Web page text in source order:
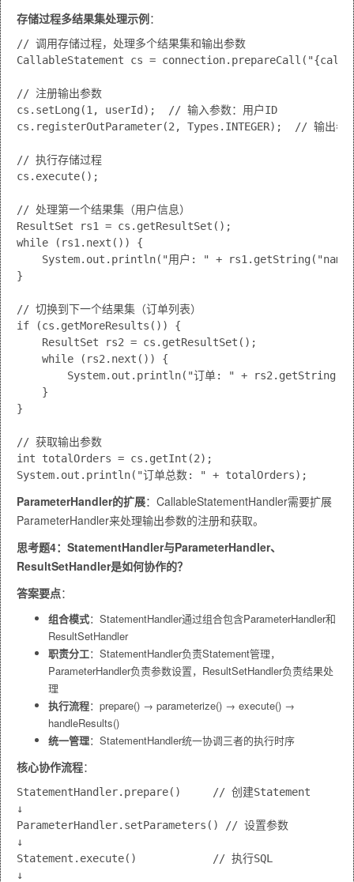
存储过程多结果集处理示例：
// 调用存储过程，处理多个结果集和输出参数
CallableStatement cs =
// 注册输出参数
cs.setLong(1, userId);  // 输入参数：用户ID
cs.registerOutParameter(2, Types.INTEGER);  // 输出参数
// 执行存储过程
cs.execute();
// 处理第一个结果集（用户信息）
ResultSet rs1 = cs.getResultSet();
while (rs1.next()) {
System.out.println("用户: " +
}
// 切换到下一个结果集（订单列表）
if (cs.getMoreResults()) {
    ResultSet rs2 = cs.getResultSet();
    while (rs2.next()) {
System.out.println("订单: " +
    }
}
// 获取输出参数
int totalOrders = cs.getInt(2);
ParameterHandler的扩展：CallableStatementHandler需要扩展
ParameterHandler来处理输出参数的注册和获取。
思考题4：StatementHandler与ParameterHandler、
ResultSetHandler是如何协作的？
答案要点：
组合模式：StatementHandler通过组合包含ParameterHandler和
ResultSetHandler
职责分工：StatementHandler负责Statement管理，
ParameterHandler负责参数设置，ResultSetHandler负责结果处
理
执行流程：prepare() → parameterize() → execute() →
handleResults()
统一管理：StatementHandler统一协调三者的执行时序
核心协作流程：
StatementHandler.prepare()     // 创建Statement
↓
ParameterHandler.setParameters() // 设置参数
↓
Statement.execute()            // 执行SQL
↓